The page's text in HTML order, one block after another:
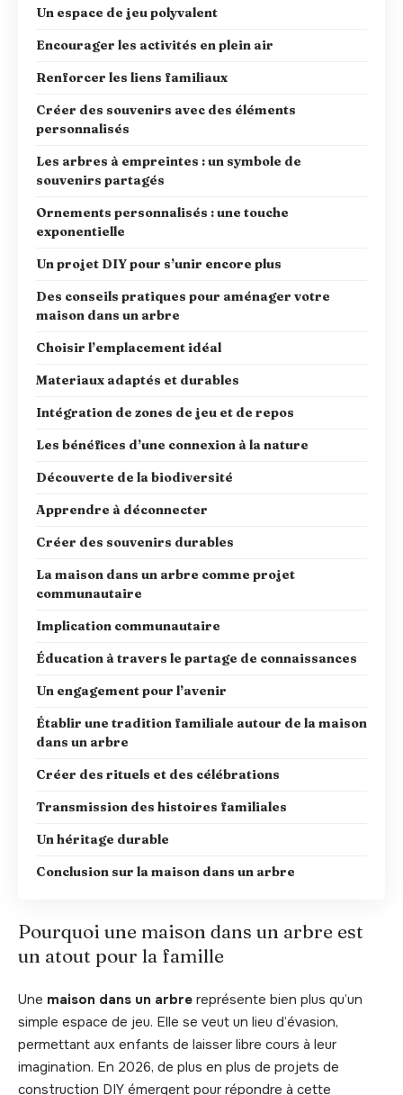
Un espace de jeu polyvalent
Encourager les activités en plein air
Renforcer les liens familiaux
Créer des souvenirs avec des éléments
personnalisés
Les arbres à empreintes : un symbole de
souvenirs partagés
Ornements personnalisés : une touche
exponentielle
Un projet DIY pour s’unir encore plus
Des conseils pratiques pour aménager votre
maison dans un arbre
Choisir l’emplacement idéal
Materiaux adaptés et durables
Intégration de zones de jeu et de repos
Les bénéfices d’une connexion à la nature
Découverte de la biodiversité
Apprendre à déconnecter
Créer des souvenirs durables
La maison dans un arbre comme projet
communautaire
Implication communautaire
Éducation à travers le partage de connaissances
Un engagement pour l’avenir
Établir une tradition familiale autour de la maison
dans un arbre
Créer des rituels et des célébrations
Transmission des histoires familiales
Un héritage durable
Conclusion sur la maison dans un arbre
Pourquoi une maison dans un arbre est
un atout pour la famille
Une maison dans un arbre représente bien plus qu’un
simple espace de jeu. Elle se veut un lieu d’évasion,
permettant aux enfants de laisser libre cours à leur
imagination. En 2026, de plus en plus de projets de
construction DIY émergent pour répondre à cette